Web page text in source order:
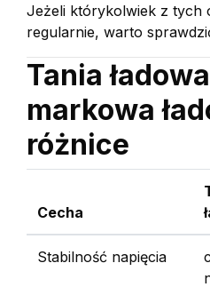
Jeżeli którykolwiek z tych
regularnie, warto
Tania
markowa
różnice
Cecha
Stabilność napięcia